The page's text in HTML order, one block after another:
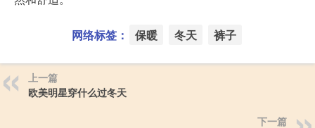
网络标签： 保暖 冬天 裤子
上一篇
欧美明星穿什么过冬天
下一篇